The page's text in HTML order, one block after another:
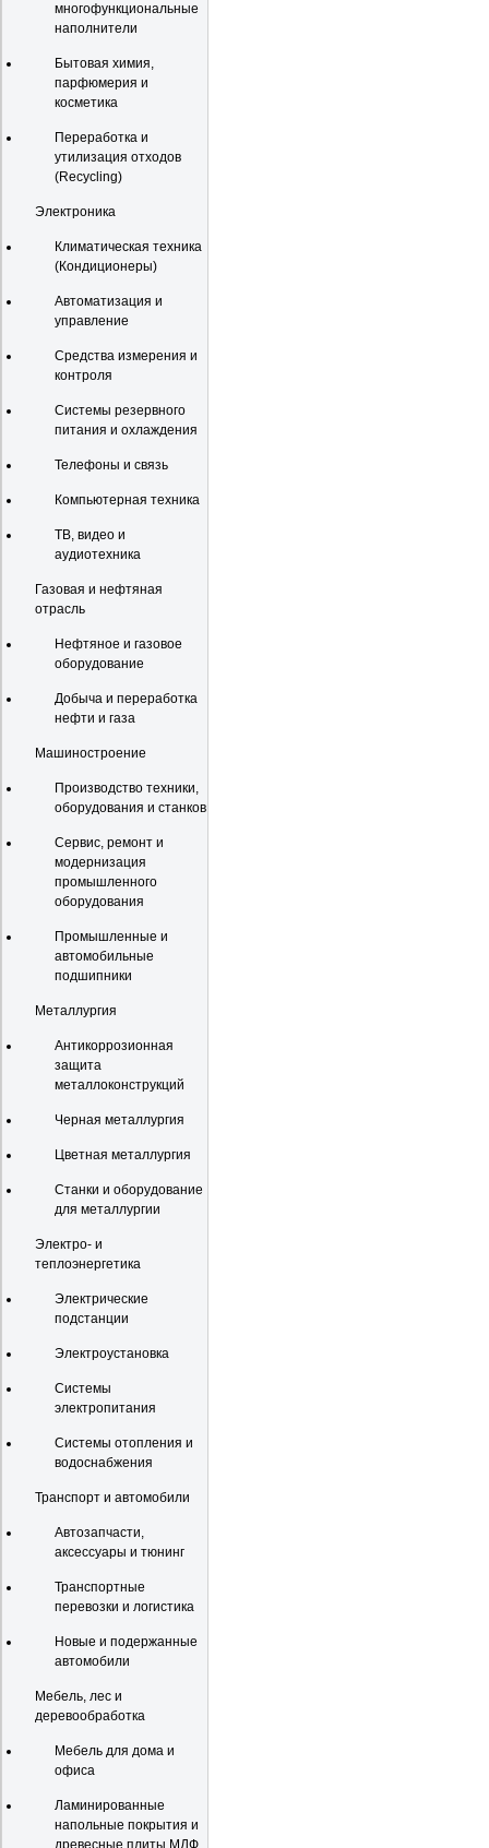
многофункциональные
наполнители
Бытовая химия,
парфюмерия и
косметика
Переработка и
утилизация отходов
(Recycling)
Электроника
Климатическая техника
(Кондиционеры)
Автоматизация и
управление
Средства измерения и
контроля
Системы резервного
питания и охлаждения
Телефоны и связь
Компьютерная техника
ТВ, видео и
аудиотехника
Газовая и нефтяная
отрасль
Нефтяное и газовое
оборудование
Добыча и переработка
нефти и газа
Машиностроение
Производство техники,
оборудования и станков
Сервис, ремонт и
модернизация
промышленного
оборудования
Промышленные и
автомобильные
подшипники
Металлургия
Антикоррозионная
защита
металлоконструкций
Черная металлургия
Цветная металлургия
Станки и оборудование
для металлургии
Электро- и
теплоэнергетика
Электрические
подстанции
Электроустановка
Системы
электропитания
Системы отопления и
водоснабжения
Транспорт и автомобили
Автозапчасти,
аксессуары и тюнинг
Транспортные
перевозки и логистика
Новые и подержанные
автомобили
Мебель, лес и
деревообработка
Мебель для дома и
офиса
Ламинированные
напольные покрытия и
древесные плиты МДФ,